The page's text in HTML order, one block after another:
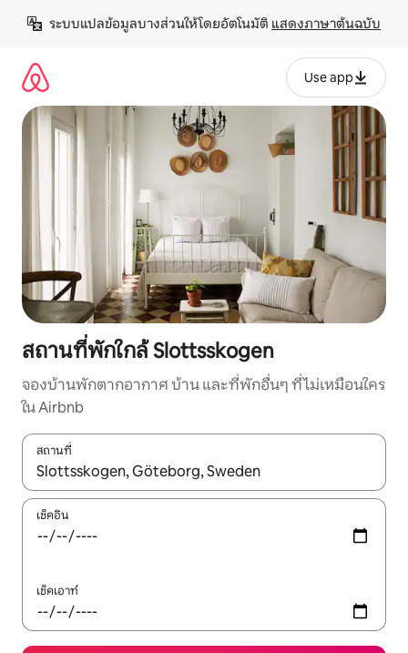
เนื้อหา
ระบบแปลข้อมูลบางส่วนให้โดยอัตโนมัติ แสดงภาษาต้นฉบับ
Use app
สถานที่พักใกล้ Slottsskogen
จองบ้านพักตากอากาศ บ้าน และที่พักอื่นๆ ที่ไม่เหมือนใคร
ใน Airbnb
สถานที่
ใช้ลูกศรขึ้นลง หรือใช้การสัมผัสหรือปัด เพื่อสำรวจผลการค้นหา
เช็คอิน
เช็คเอาท์